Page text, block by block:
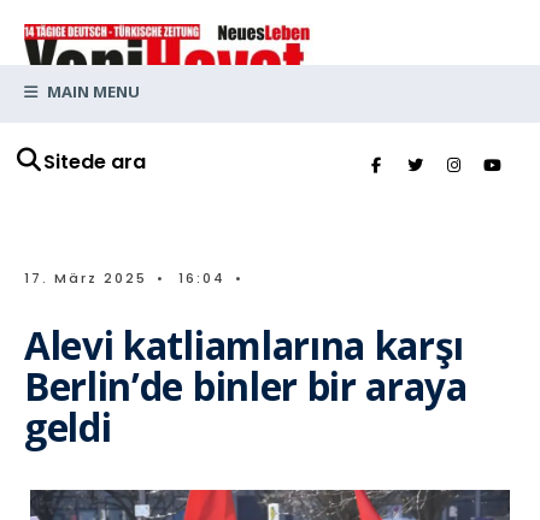
Sitede ara
MAIN MENU
17. März 2025 • 16:04 •
Alevi katliamlarına karşı
Berlin’de binler bir araya
geldi